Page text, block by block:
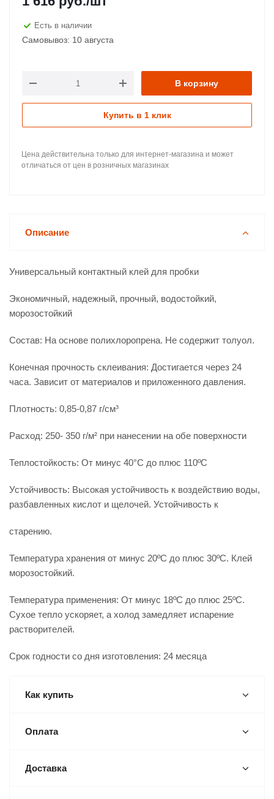
Есть в наличии
Самовывоз: 10 августа
В корзину
Купить в 1 клик
Цена действительна только для интернет-магазина и может
отличаться от цен в розничных магазинах
Описание
Универсальный контактный клей для пробки
Экономичный, надежный, прочный, водостойкий,
морозостойкий
Состав: На основе полихлоропрена. Не содержит толуол.
Конечная прочность склеивания: Достигается через 24
часа. Зависит от материалов и приложенного давления.
Плотность: 0,85-0,87 г/см³
Расход: 250- 350 г/м² при нанесении на обе поверхности
Теплостойкость: От минус 40°C до плюс 110ºC
Устойчивость: Высокая устойчивость к воздействию воды,
разбавленных кислот и щелочей. Устойчивость к
старению.
Температура хранения от минус 20ºC до плюс 30ºC. Клей
морозостойкий.
Температура применения: От минус 18ºC до плюс 25ºC.
Сухое тепло ускоряет, а холод замедляет испарение
растворителей.
Срок годности со дня изготовления: 24 месяца
Как купить
Оплата
Доставка